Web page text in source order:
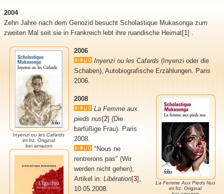
2004
Zehn Jahre nach dem Genozid besucht Scholastique Mukasonga zum
zweiten Mal seit sie in Frankreich lebt ihre ruandische Heimat[1 ]
Inyenzi ou les Cafards
im frz. Original
bei amazon
2006
Inyenzi ou les Cafards (Inyenzi oder die
Schaben), Autobiografische Erzählungen. Paris
2006.
La Femme Aux Pieds Nus
im frz. Original
2008
La Femme aux
pieds nus [2] (Die
barfüßige Frau). Paris
2008.
"Nous ne
rentrerons pas" (Wir
werden nicht gehen),
Artikel in: Libération[3]
10.05.2008.